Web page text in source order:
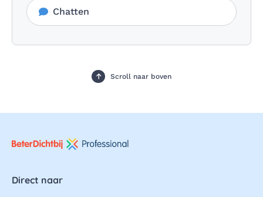
Chatten
Scroll naar boven
Direct naar